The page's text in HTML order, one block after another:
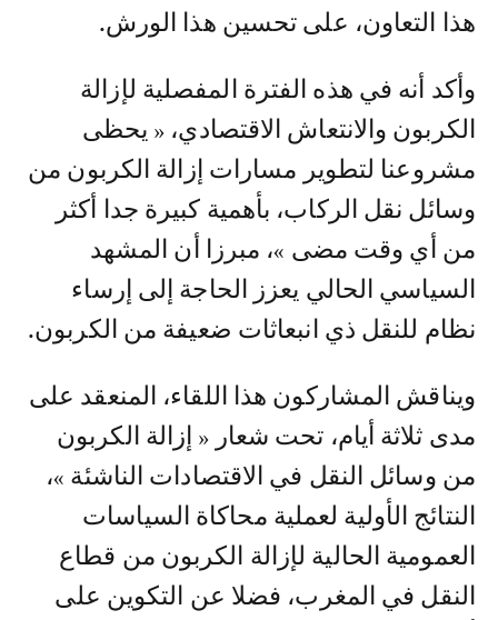
هذا التعاون، على تحسين هذا الورش.
وأكد أنه في هذه الفترة المفصلية لإزالة
الكربون والانتعاش الاقتصادي، « يحظى
مشروعنا لتطوير مسارات إزالة الكربون من
وسائل نقل الركاب، بأهمية كبيرة جدا أكثر
من أي وقت مضى »، مبرزا أن المشهد
السياسي الحالي يعزز الحاجة إلى إرساء
نظام للنقل ذي انبعاثات ضعيفة من الكربون.
ويناقش المشاركون هذا اللقاء، المنعقد على
مدى ثلاثة أيام، تحت شعار « إزالة الكربون
من وسائل النقل في الاقتصادات الناشئة »،
النتائج الأولية لعملية محاكاة السياسات
العمومية الحالية لإزالة الكربون من قطاع
النقل في المغرب، فضلا عن التكوين على